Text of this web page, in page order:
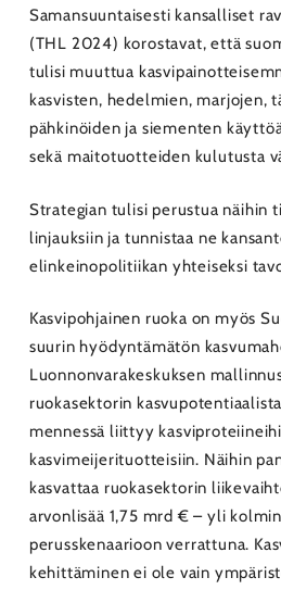
Samansuuntaisesti kansalliset
(THL 2024) korostavat, että
tulisi muuttua
kasvisten, hedelmien, marjojen,
pähkinöiden ja siementen
sekä maitotuotteiden kulutusta
Strategian tulisi perustua näihin
linjauksiin ja tunnistaa ne
elinkeinopolitiikan yhteiseksi
Kasvipohjainen ruoka on myös
suurin hyödyntämätön
Luonnonvarakeskuksen
ruokasektorin
mennessä liittyy
kasvimeijerituotteisiin. Näihin
kasvattaa ruokasektorin
arvonlisää 1,75 mrd € – yli
perusskenaarioon verrattuna.
kehittäminen ei ole vain